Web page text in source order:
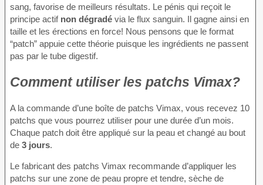
sang, favorise de meilleurs résultats. Le pénis qui reçoit le
principe actif non dégradé via le flux sanguin. Il gagne ainsi en
taille et les érections en force! Nous pensons que le format
“patch” appuie cette théorie puisque les ingrédients ne passent
pas par le tube digestif.
Comment utiliser les patchs Vimax?
A la commande d’une boîte de patchs Vimax, vous recevez 10
patchs que vous pourrez utiliser pour une durée d’un mois.
Chaque patch doit être appliqué sur la peau et changé au bout
de 3 jours.
Le fabricant des patchs Vimax recommande d’appliquer les
patchs sur une zone de peau propre et tendre, sèche de